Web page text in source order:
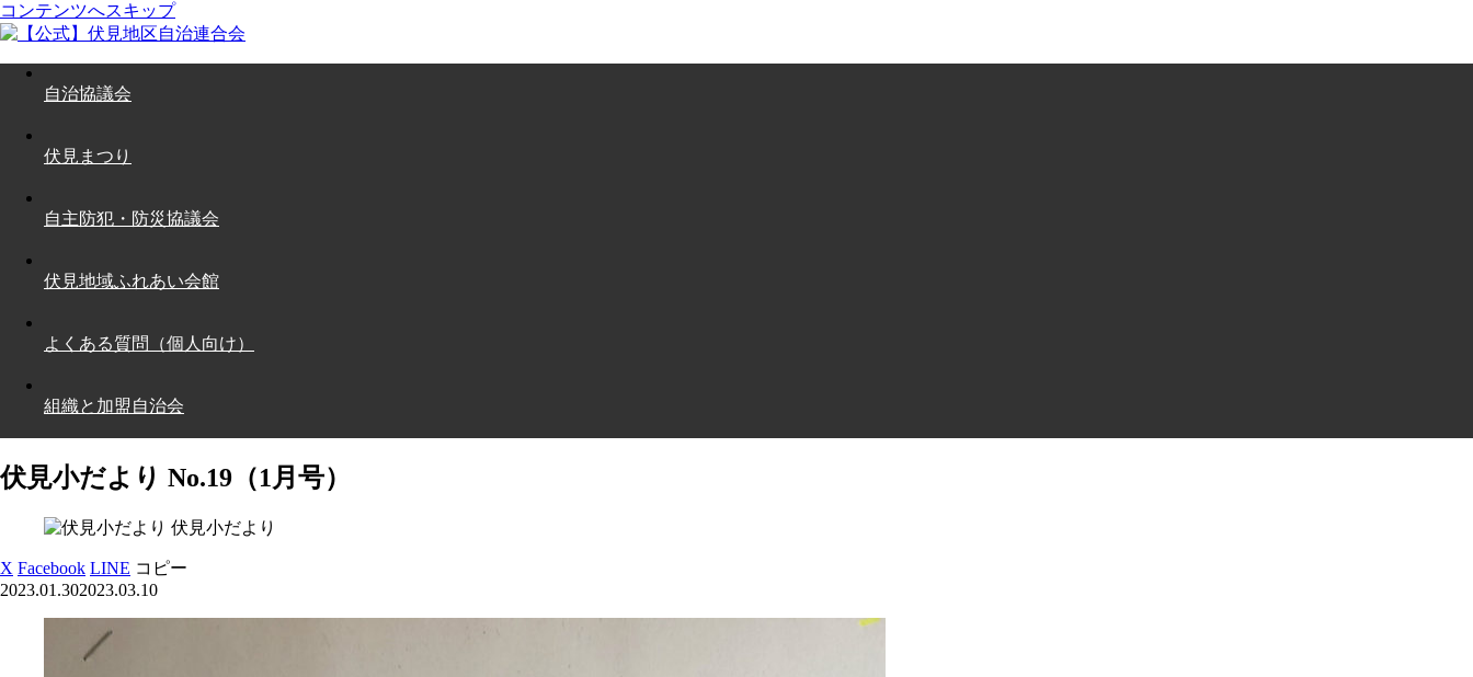
コンテンツへスキップ
自治協議会
伏見まつり
自主防犯・防災協議会
伏見地域ふれあい会館
よくある質問（個人向け）
組織と加盟自治会
伏見小だより No.19（1月号）
伏見小だより
X Facebook LINE コピー
2023.01.302023.03.10